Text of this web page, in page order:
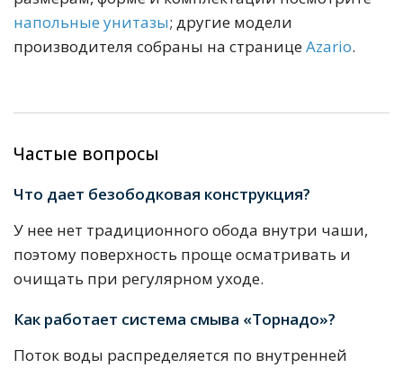
напольные унитазы; другие модели
производителя собраны на страницеAzario.
Частые вопросы
Что дает безободковая конструкция?
У нее нет традиционного обода внутри чаши,
поэтому поверхность проще осматривать и
очищать при регулярном уходе.
Как работает система смыва «Торнадо»?
Поток воды распределяется по внутренней